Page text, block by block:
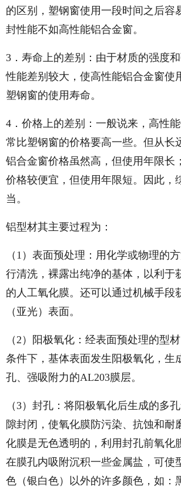
的区别，塑钢窗使用一段时间之后容
封性能不如高性能铝合金窗。
3．寿命上的差别：由于材质的强度
性能差别较大，使高性能铝合金窗使
塑钢窗的使用寿命。
4．价格上的差别：一般说来，高性
常比塑钢窗的价格要高一些。但从长
铝合金窗价格虽然高，但使用年限长
价格较便宜，但使用年限短。因此，
当。
铝型材其主要过程为：
（1）表面预处理：用化学或物理的
行清洗，裸露出纯净的基体，以利于
的人工氧化膜。还可以通过机械手段
（亚光）表面。
（2）阳极氧化：经表面预处理的型
条件下，基体表面发生阳极氧化，生
孔、强吸附力的AL203膜层。
（3）封孔：将阳极氧化后生成的多
隙封闭，使氧化膜防污染、抗蚀和耐
化膜是无色透明的，利用封孔前氧化
在膜孔内吸附沉积一些金属盐，可使
色（银白色）以外的许多颜色，如：